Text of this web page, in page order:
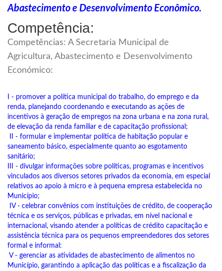
Abastecimento e Desenvolvimento Econômico.
Competência:
Competências: A Secretaria Municipal de
Agricultura, Abastecimento e Desenvolvimento
Económico:
I - promover a política municipal do trabalho, do emprego e da
renda, planejando coordenando e executando as ações de
incentivos à geração de empregos na zona urbana e na zona rural,
de elevação da renda familiar e de capacitação profissional;
II - formular e implementar política de habitação popular e
saneamento básico, especialmente quanto ao esgotamento
sanitário;
III - divulgar informações sobre políticas, programas e incentivos
vinculados aos diversos setores privados da economia, em especial
relativos ao apoio à micro e à pequena empresa estabelecida no
Município;
IV - celebrar convênios com instituições de crédito, de cooperação
técnica e os serviços, públicas e privadas, em nível nacional e
internacional, visando atender a políticas de crédito capacitação e
assistência técnica para os pequenos empreendedores dos setores
formal e informal:
V - gerenciar as atividades de abastecimento de alimentos no
Município, garantindo a aplicação das políticas e a fiscalização da